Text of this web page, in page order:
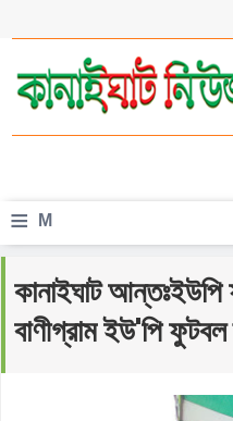
≡ M
n
u
কানাইঘাট
বাণীগ্রাম ইউ'পি